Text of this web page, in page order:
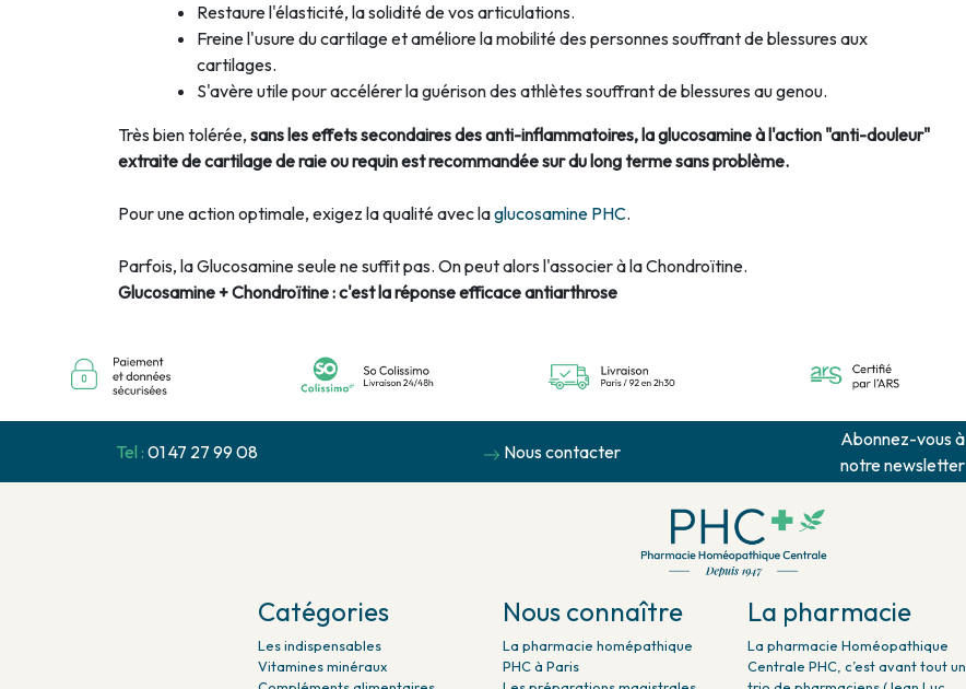
Restaure l'élasticité, la solidité de vos articulations.
Freine l'usure du cartilage et améliore la mobilité des personnes souffrant de blessures aux
cartilages.
S'avère utile pour accélérer la guérison des athlètes souffrant de blessures au genou.
Très bien tolérée, sans les effets secondaires des anti-inflammatoires, la glucosamine à l'action "anti-douleur"
extraite de cartilage de raie ou requin est recommandée sur du long terme sans problème.
Pour une action optimale, exigez la qualité avec laglucosamine PHC.
Parfois, la Glucosamine seule ne suffit pas. On peut alors l'associer à la Chondroïtine.
Glucosamine + Chondroïtine : c'est la réponse efficace antiarthrose
Tel : 01 47 27 99 08 Nous contacter
Abonnez-vous à
notre newsletter
Catégories
Les indispensables
Vitamines minéraux
Nous connaître
La pharmacie homépathique
PHC à Paris
La pharmacie
La pharmacie Homéopathique
Centrale PHC, c’est avant tout un